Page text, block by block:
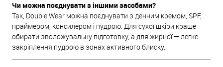
Чи можна поєднувати з іншими засобами?
Так, Double Wear можна поєднувати з денним кремом, SPF,
праймером, консилером і пудрою. Для сухої шкіри краще
обирати зволожувальну підготовку, а для жирної — легке
закріплення пудрою в зонах активного блиску.